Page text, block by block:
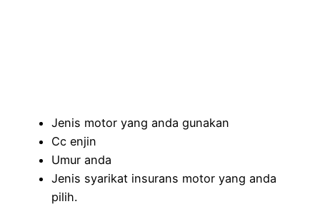
Jenis motor yang anda gunakan
Cc enjin
Umur anda
Jenis syarikat insurans motor yang anda
pilih.